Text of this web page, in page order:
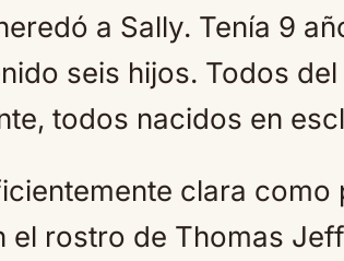
a Sally. Tenía 9
seis hijos. Todos
todos nacidos en
clara
rostro de Thomas